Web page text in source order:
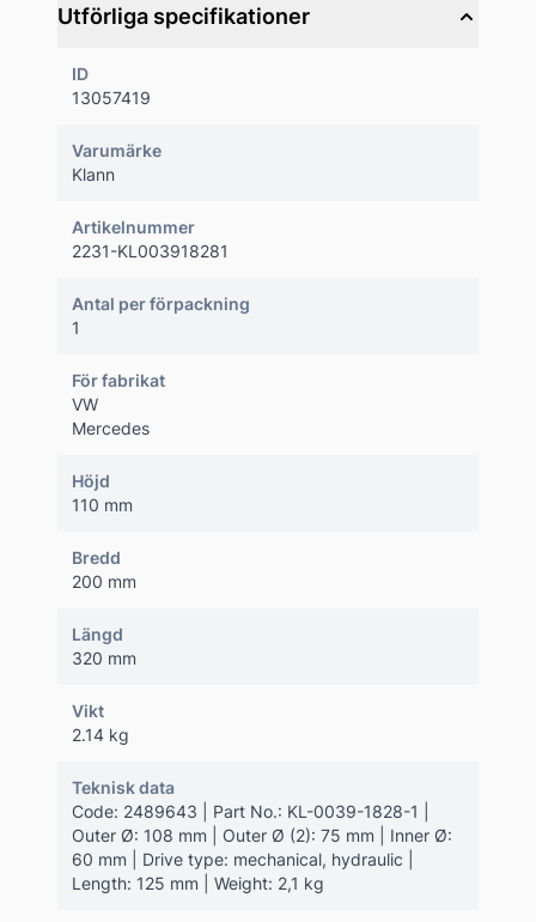
Utförliga specifikationer
ID
13057419
Varumärke
Klann
Artikelnummer
2231-KL003918281
Antal per förpackning
1
För fabrikat
VW
Mercedes
Höjd
110 mm
Bredd
200 mm
Längd
320 mm
Vikt
2.14 kg
Teknisk data
Code: 2489643 | Part No.: KL-0039-1828-1 |
Outer Ø: 108 mm | Outer Ø (2): 75 mm | Inner Ø:
60 mm | Drive type: mechanical, hydraulic |
Length: 125 mm | Weight: 2,1 kg